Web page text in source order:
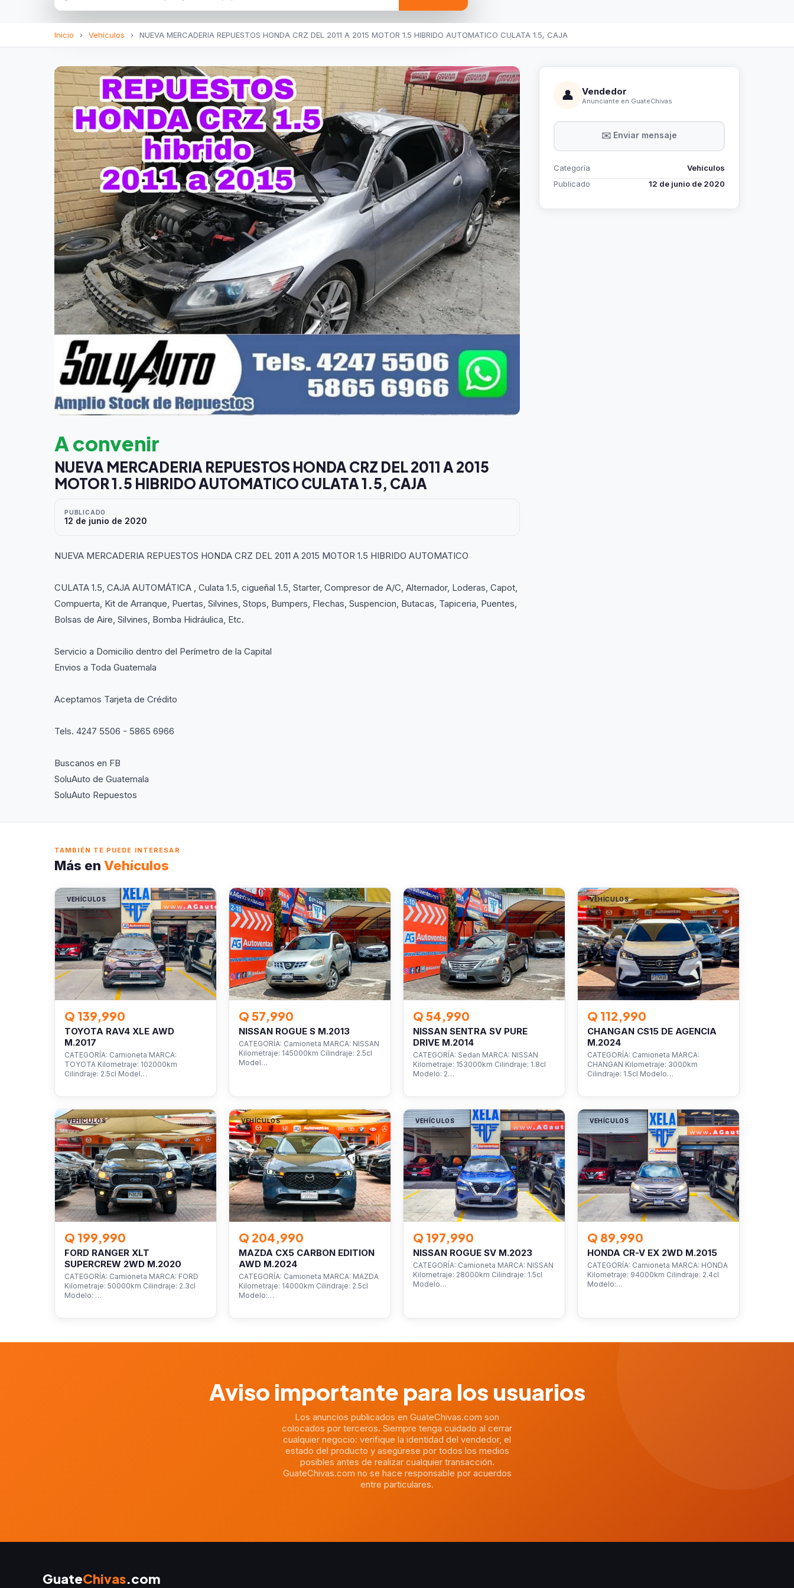
Inicio › Vehículos › NUEVA MERCADERIA REPUESTOS HONDA CRZ DEL 2011 A 2015 MOTOR 1.5 HIBRIDO AUTOMATICO CULATA 1.5, CAJA
A convenir
NUEVA MERCADERIA REPUESTOS HONDA CRZ DEL 2011 A 2015
MOTOR 1.5 HIBRIDO AUTOMATICO CULATA 1.5, CAJA
PUBLICADO
12 de junio de 2020
NUEVA MERCADERIA REPUESTOS HONDA CRZ DEL 2011 A 2015 MOTOR 1.5 HIBRIDO AUTOMATICO
CULATA 1.5, CAJA AUTOMÁTICA , Culata 1.5, cigueñal 1.5, Starter, Compresor de A/C, Alternador, Loderas, Capot,
Compuerta, Kit de Arranque, Puertas, Silvines, Stops, Bumpers, Flechas, Suspencion, Butacas, Tapiceria, Puentes,
Bolsas de Aire, Silvines, Bomba Hidráulica, Etc.
Servicio a Domicilio dentro del Perímetro de la Capital
Envios a Toda Guatemala
Aceptamos Tarjeta de Crédito
Tels. 4247 5506 - 5865 6966
Buscanos en FB
SoluAuto de Guatemala
SoluAuto Repuestos
👤 Vendedor
Anunciante en GuateChivas
✉️ Enviar mensaje
Categoría
Vehículos
Publicado
12 de junio de 2020
TAMBIÉN TE PUEDE INTERESAR
Más en Vehículos
VEHÍCULOS
Q 139,990
TOYOTA RAV4 XLE AWD
M.2017
CATEGORÍA: Camioneta MARCA:
TOYOTA Kilometraje: 102000km
Cilindraje: 2.5cl Model…
VEHÍCULOS
Q 57,990
NISSAN ROGUE S M.2013
CATEGORÍA: Camioneta MARCA: NISSAN
Kilometraje: 145000km Cilindraje: 2.5cl
Model…
VEHÍCULOS
Q 54,990
NISSAN SENTRA SV PURE
DRIVE M.2014
CATEGORÍA: Sedan MARCA: NISSAN
Kilometraje: 153000km Cilindraje: 1.8cl
Modelo: 2…
VEHÍCULOS
Q 112,990
CHANGAN CS15 DE AGENCIA
M.2024
CATEGORÍA: Camioneta MARCA:
CHANGAN Kilometraje: 3000km
Cilindraje: 1.5cl Modelo…
VEHÍCULOS
Q 199,990
FORD RANGER XLT
SUPERCREW 2WD M.2020
CATEGORÍA: Camioneta MARCA: FORD
Kilometraje: 50000km Cilindraje: 2.3cl
Modelo: …
VEHÍCULOS
Q 204,990
MAZDA CX5 CARBON EDITION
AWD M.2024
CATEGORÍA: Camioneta MARCA: MAZDA
Kilometraje: 14000km Cilindraje: 2.5cl
Modelo:…
VEHÍCULOS
Q 197,990
NISSAN ROGUE SV M.2023
CATEGORÍA: Camioneta MARCA: NISSAN
Kilometraje: 28000km Cilindraje: 1.5cl
Modelo…
VEHÍCULOS
Q 89,990
HONDA CR-V EX 2WD M.2015
CATEGORÍA: Camioneta MARCA: HONDA
Kilometraje: 94000km Cilindraje: 2.4cl
Modelo:…
Aviso importante para los usuarios
Los anuncios publicados en GuateChivas.com son
colocados por terceros. Siempre tenga cuidado al cerrar
cualquier negocio: verifique la identidad del vendedor, el
estado del producto y asegúrese por todos los medios
posibles antes de realizar cualquier transacción.
GuateChivas.com no se hace responsable por acuerdos
entre particulares.
GuateChivas.com